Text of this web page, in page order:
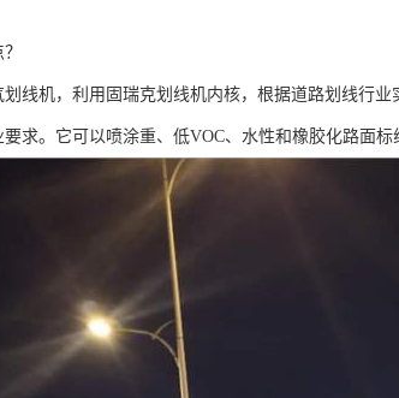
线机，利用固瑞克划线机内核，根据道路划线行
求。它可以喷涂重、低VOC、水性和橡胶化路面标